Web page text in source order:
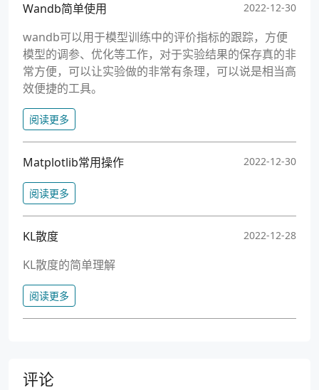
Wandb简单使用 2022-12-30
wandb可以用于模型训练中的评价指标的跟踪，方便
模型的调参、优化等工作，对于实验结果的保存真的非
常方便，可以让实验做的非常有条理，可以说是相当高
效便捷的工具。
阅读更多
Matplotlib常用操作 2022-12-30
阅读更多
KL散度 2022-12-28
KL散度的简单理解
阅读更多
评论